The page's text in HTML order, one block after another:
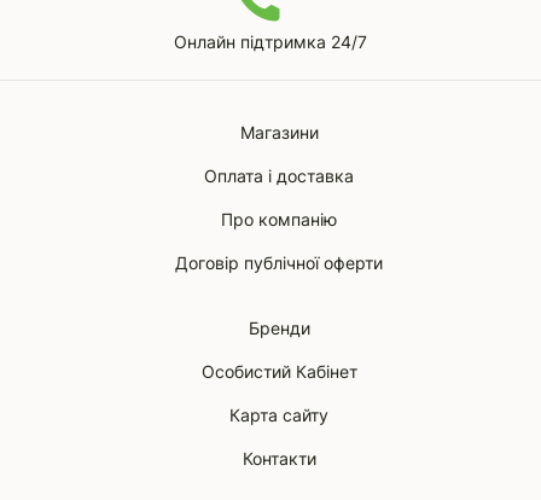
Онлайн підтримка 24/7
Магазини
Оплата і доставка
Про компанію
Договір публічної оферти
Бренди
Особистий Кабінет
Карта сайту
Контакти